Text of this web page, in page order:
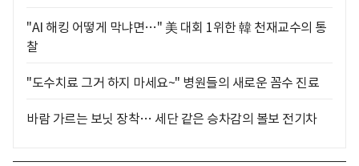
"AI 해킹 어떻게 막냐면…" 美 대회 1위한 韓 천재교수의 통
찰
"도수치료 그거 하지 마세요~" 병원들의 새로운 꼼수 진료
바람 가르는 보닛 장착… 세단 같은 승차감의 볼보 전기차